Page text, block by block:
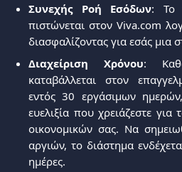
Συνεχής Ροή Εσόδων: Το
πιστώνεται στον Viva.com
διασφαλίζοντας για εσάς μια
Διαχείριση Χρόνου:
καταβάλλεται στον
εντός 30 εργάσιμων
ευελιξία που χρειάζεστε
οικονομικών σας. Να
αργιών, το διάστημα
ημέρες.